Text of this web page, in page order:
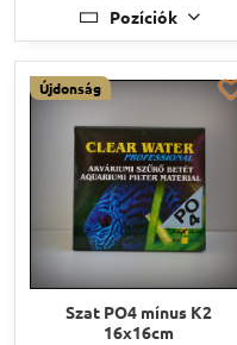
Pozíciók
Újdonság
Szat PO4 mínus K2
16x16cm